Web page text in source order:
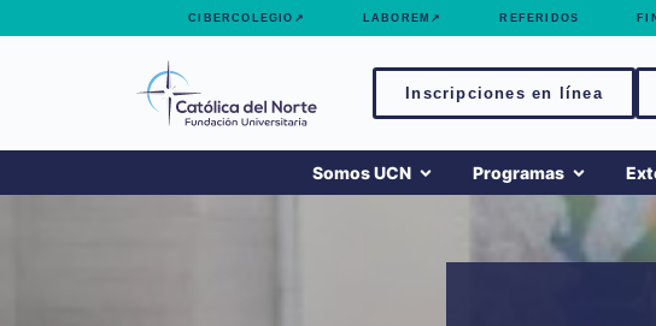
CIBERCOLEGIO↗ LABOREM↗ REFERIDOS
Inscripciones en línea
Somos UCN Programas